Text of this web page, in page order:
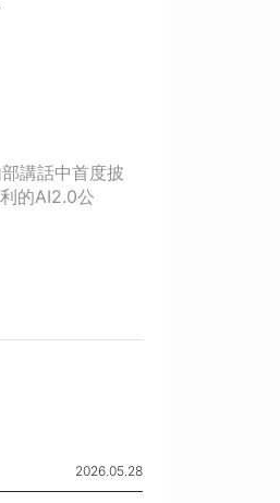
講話中首度披
的AI2.0公
2026.05.28